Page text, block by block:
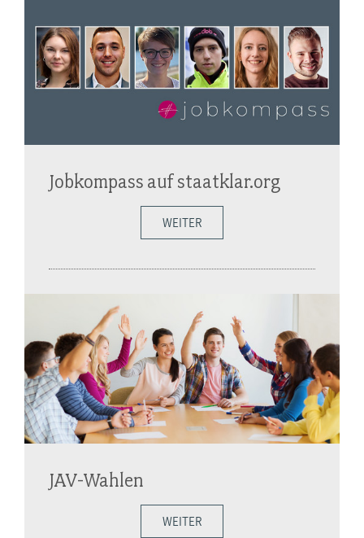
Jobkompass auf staatklar.org
WEITER
JAV-Wahlen
WEITER